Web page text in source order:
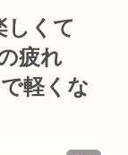
しくて
疲れ
軽くな